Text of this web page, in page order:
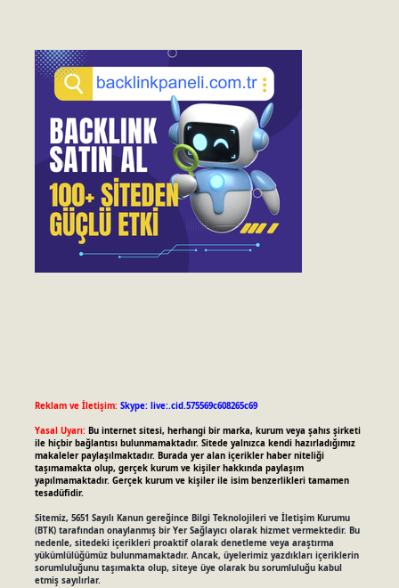
Reklam ve İletişim: Skype: live:.cid.575569c608265c69
Yasal Uyarı: Bu internet sitesi, herhangi bir marka, kurum veya şahıs şirketi
ile hiçbir bağlantısı bulunmamaktadır. Sitede yalnızca kendi hazırladığımız
makaleler paylaşılmaktadır. Burada yer alan içerikler haber niteliği
taşımamakta olup, gerçek kurum ve kişiler hakkında paylaşım
yapılmamaktadır. Gerçek kurum ve kişiler ile isim benzerlikleri tamamen
tesadüfidir.
Sitemiz, 5651 Sayılı Kanun gereğince Bilgi Teknolojileri ve İletişim Kurumu
(BTK) tarafından onaylanmış bir Yer Sağlayıcı olarak hizmet vermektedir. Bu
nedenle, sitedeki içerikleri proaktif olarak denetleme veya araştırma
yükümlülüğümüz bulunmamaktadır. Ancak, üyelerimiz yazdıkları içeriklerin
sorumluluğunu taşımakta olup, siteye üye olarak bu sorumluluğu kabul
etmiş sayılırlar.